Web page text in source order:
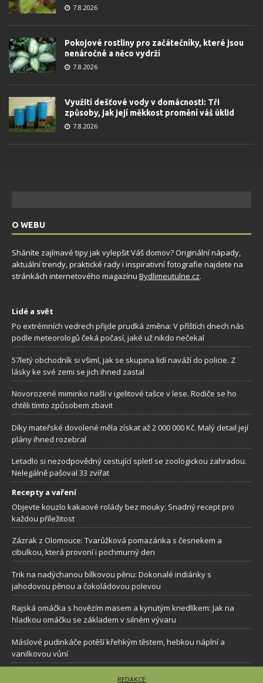
7.8.2026
Pokojové rostliny pro začátečníky, které jsou
nenáročné a něco vydrží
7.8.2026
Využití dešťové vody v domácnosti: Tři
způsoby, jak její měkkost promění váš úklid
7.8.2026
O WEBU
Sháníte zajímavé tipy jak vylepšit Váš domov? Originální nápady,
aktuální trendy, praktické rady i inspirativní fotografie najdete na
stránkách internetového magazínu Bydlimeutulne.cz.
Lidé a svět
Po extrémních vedrech přijde prudká změna: V příštích dnech nás
podle meteorologů čeká počasí, jaké už nikdo nečekal
57letý obchodník si všiml, jak se skupina lidí naváží do policie. Z
lásky ke své zemi se jich ihned zastal
Novorozené miminko našli v igelitové tašce v lese. Rodiče se ho
chtěli tímto způsobem zbavit
Díky mateřské dovolené měla získat až 2 000 000 Kč. Malý detail její
plány ihned rozebral
Letadlo si nezodpovědný cestující spletl se zoologickou zahradou.
Nelegálně pašoval 33 zvířat
Recepty a vaření
Objevte kouzlo kakaové rolády bez mouky: Snadný recept pro
každou příležitost
Zázrak z Olomouce: Tvarůžková pomazánka s česnekem a
cibulkou, která provoní i pochmurný den
Trik na nadýchanou bílkovou pěnu: Dokonalé indiánky s
jahodovou pěnou a čokoládovou polevou
Rajská omáčka s hovězím masem a kynutým knedlíkem: Jak na
hladkou omáčku se základem v silném vývaru
Máslové pudinkáče potěší křehkým těstem, hebkou náplní a
vanilkovou vůní
REDAKCE